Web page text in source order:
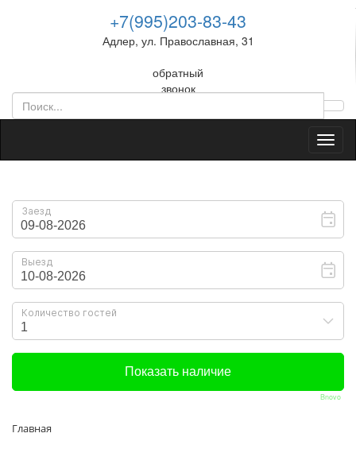
+7(995)203-83-43
Адлер, ул. Православная, 31
обратный
звонок
Bnovo
Главная